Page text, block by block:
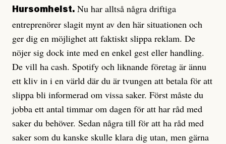
Hursomhelst. Nu har alltså några driftiga
entreprenörer slagit mynt av den här situationen och
ger dig en möjlighet att faktiskt slippa reklam. De
nöjer sig dock inte med en enkel gest eller handling.
De vill ha cash. Spotify och liknande företag är ännu
ett kliv in i en värld där du är tvungen att betala för att
slippa bli informerad om vissa saker. Först måste du
jobba ett antal timmar om dagen för att har råd med
saker du behöver. Sedan några till för att ha råd med
saker som du kanske skulle klara dig utan, men gärna